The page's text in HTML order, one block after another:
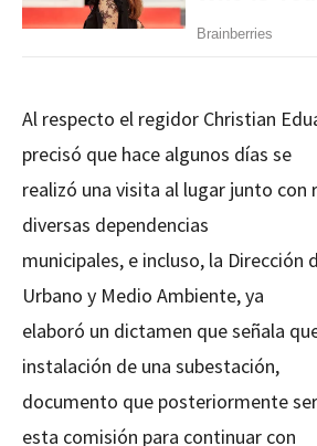
Al respecto el regidor Christian
precisó que hace algunos días se
realizó una visita al lugar junto con
diversas dependencias
municipales, e incluso, la Dirección
Urbano y Medio Ambiente, ya
elaboró un dictamen que señala
instalación de una subestación,
documento que posteriormente
esta comisión para continuar con